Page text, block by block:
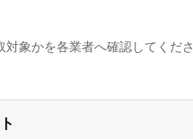
象かを各業者へ確認してくださ